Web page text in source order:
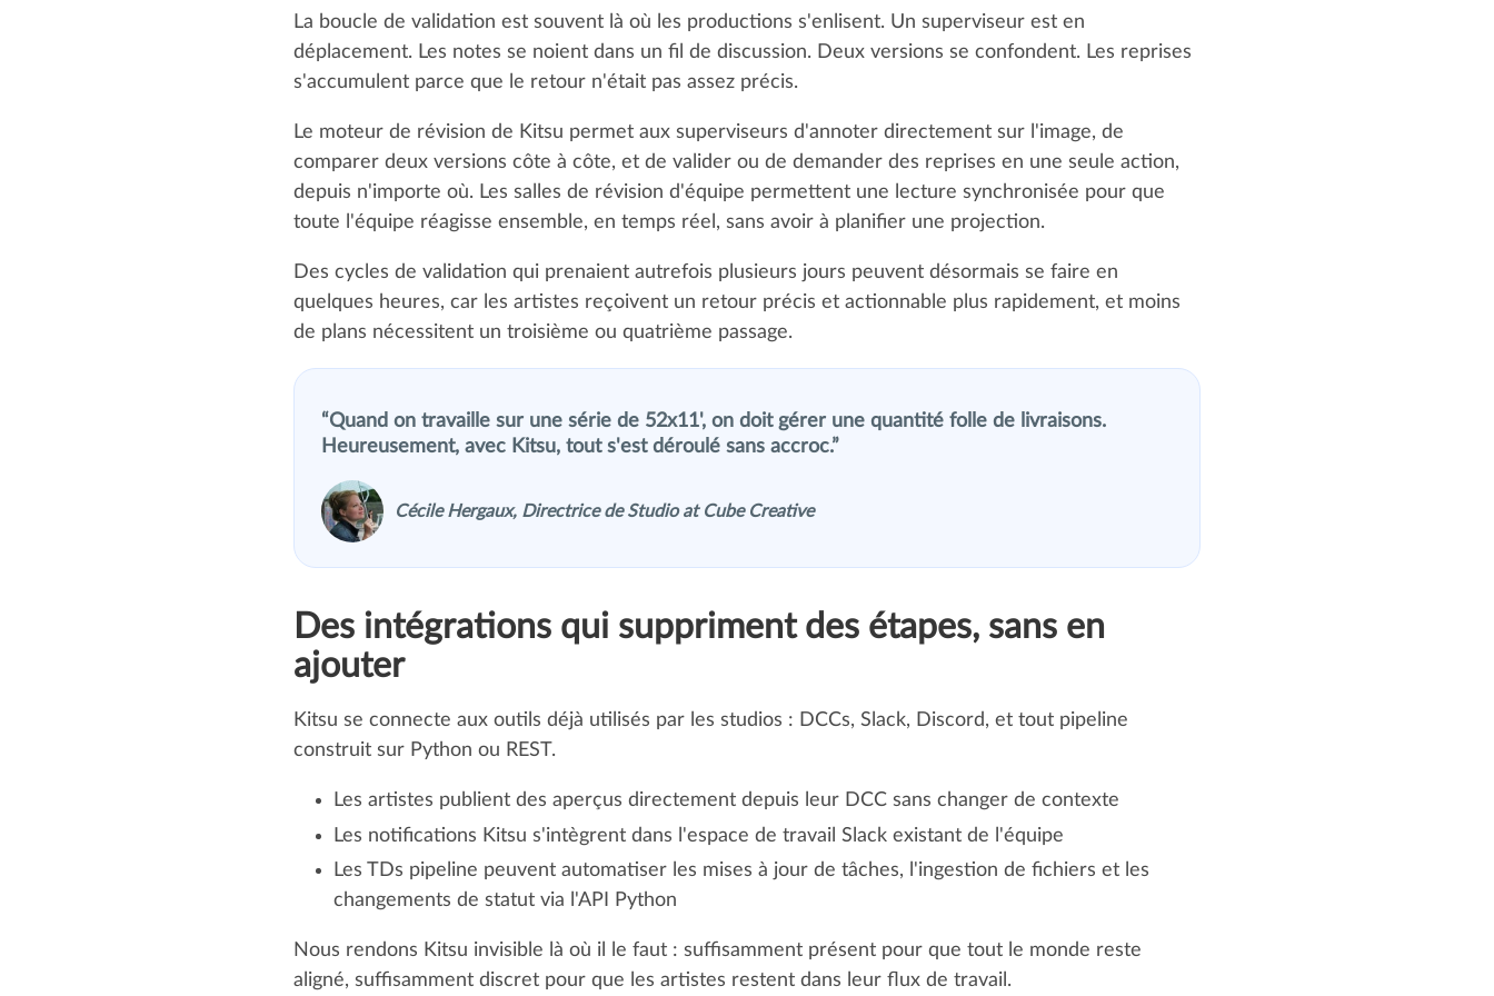
La boucle de validation est souvent là où les productions s'enlisent. Un superviseur est en
déplacement. Les notes se noient dans un fil de discussion. Deux versions se confondent. Les reprises
s'accumulent parce que le retour n'était pas assez précis.
Le moteur de révision de Kitsu permet aux superviseurs d'annoter directement sur l'image, de
comparer deux versions côte à côte, et de valider ou de demander des reprises en une seule action,
depuis n'importe où. Les salles de révision d'équipe permettent une lecture synchronisée pour que
toute l'équipe réagisse ensemble, en temps réel, sans avoir à planifier une projection.
Des cycles de validation qui prenaient autrefois plusieurs jours peuvent désormais se faire en
quelques heures, car les artistes reçoivent un retour précis et actionnable plus rapidement, et moins
de plans nécessitent un troisième ou quatrième passage.
Quand on travaille sur une série de 52x11', on doit gérer une quantité folle de livraisons.
Heureusement, avec Kitsu, tout s'est déroulé sans accroc.
Cécile Hergaux, Directrice de Studio at Cube Creative
Des intégrations qui suppriment des étapes, sans en
ajouter
Kitsu se connecte aux outils déjà utilisés par les studios : DCCs, Slack, Discord, et tout pipeline
construit sur Python ou REST.
Les artistes publient des aperçus directement depuis leur DCC sans changer de contexte
Les notifications Kitsu s'intègrent dans l'espace de travail Slack existant de l'équipe
Les TDs pipeline peuvent automatiser les mises à jour de tâches, l'ingestion de fichiers et les
changements de statut via l'API Python
Nous rendons Kitsu invisible là où il le faut : suffisamment présent pour que tout le monde reste
aligné, suffisamment discret pour que les artistes restent dans leur flux de travail.